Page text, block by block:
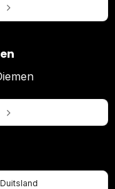
Duitsland